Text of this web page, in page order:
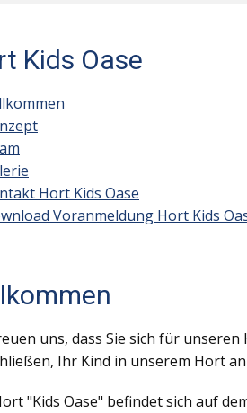
Kids Oase
Hort Kids Oase
Voranmeldung Hort Kids
uns, dass Sie sich für
Ihr Kind in unserem Hort
"Kids Oase" befindet sich auf